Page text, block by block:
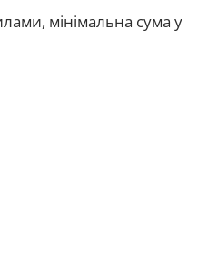
мінімальна сума у